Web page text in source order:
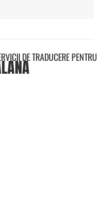
DE TRADUCERE PENTRU